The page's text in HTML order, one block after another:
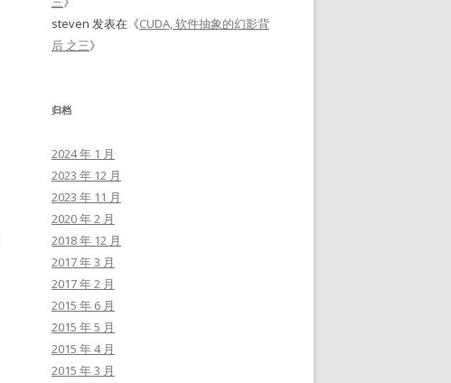
steven 发表在《CUDA, 软件抽象的幻影背
后 之三》
归档
2024 年 1 月
2023 年 12 月
2023 年 11 月
2020 年 2 月
2018 年 12 月
2017 年 3 月
2017 年 2 月
2015 年 6 月
2015 年 5 月
2015 年 4 月
2015 年 3 月